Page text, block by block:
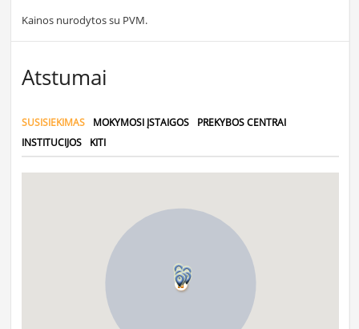
Kainos nurodytos su PVM.
Atstumai
SUSISIEKIMAS MOKYMOSI ĮSTAIGOS
PREKYBOS CENTRAI
INSTITUCIJOS
KITI